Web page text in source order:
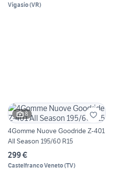
Vigasio(VR)
8
4Gomme Nuove Goodride Z-401
All Season 195/60 R15
299 €
Castelfranco Veneto(TV)